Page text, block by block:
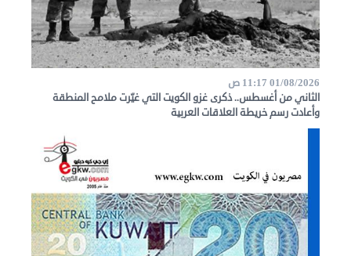
01/08/2026 11:17 ص
الثاني من أغسطس.. ذكرى غزو الكويت التي غيّرت ملامح المنطقة
وأعادت رسم خريطة العلاقات العربية